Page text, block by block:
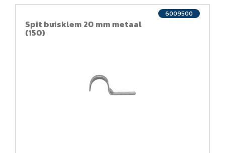
Spit buisklem 20 mm metaal
(150)
6009500